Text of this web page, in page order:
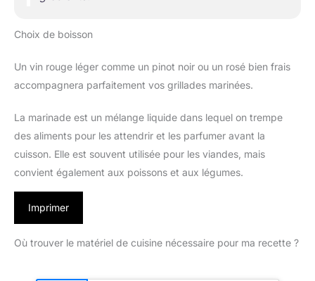
Choix de boisson
Un vin rouge léger comme un pinot noir ou un rosé bien frais
accompagnera parfaitement vos grillades marinées.
La marinade est un mélange liquide dans lequel on trempe
des aliments pour les attendrir et les parfumer avant la
cuisson. Elle est souvent utilisée pour les viandes, mais
convient également aux poissons et aux légumes.
Imprimer
Où trouver le matériel de cuisine nécessaire pour ma recette ?